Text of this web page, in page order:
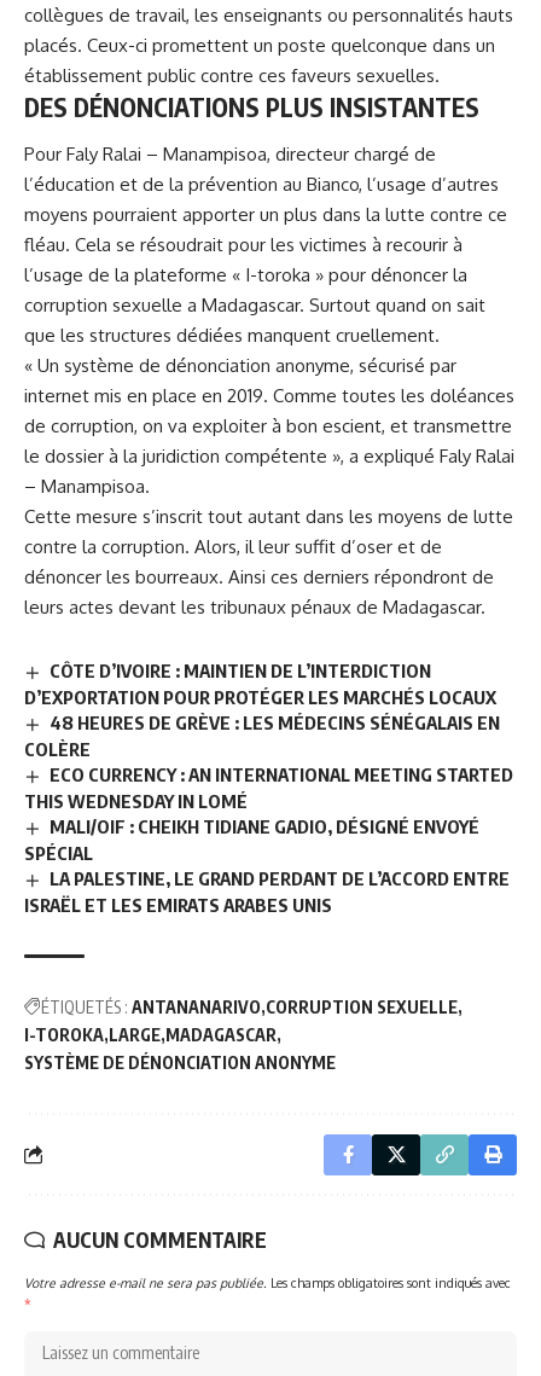
collègues de travail, les enseignants ou personnalités hauts
placés. Ceux-ci promettent un poste quelconque dans un
établissement public contre ces faveurs sexuelles.
DES DÉNONCIATIONS PLUS INSISTANTES
Pour Faly Ralai – Manampisoa, directeur chargé de
l’éducation et de la prévention au Bianco, l’usage d’autres
moyens pourraient apporter un plus dans la lutte contre ce
fléau. Cela se résoudrait pour les victimes à recourir à
l’usage de la plateforme « I-toroka » pour dénoncer la
corruption sexuelle a Madagascar. Surtout quand on sait
que les structures dédiées manquent cruellement.
« Un système de dénonciation anonyme, sécurisé par
internet mis en place en 2019. Comme toutes les doléances
de corruption, on va exploiter à bon escient, et transmettre
le dossier à la juridiction compétente », a expliqué Faly Ralai
– Manampisoa.
Cette mesure s’inscrit tout autant dans les moyens de lutte
contre la corruption. Alors, il leur suffit d’oser et de
dénoncer les bourreaux. Ainsi ces derniers répondront de
leurs actes devant les tribunaux pénaux de Madagascar.
CÔTE D’IVOIRE : MAINTIEN DE L’INTERDICTION
D’EXPORTATION POUR PROTÉGER LES MARCHÉS LOCAUX
48 HEURES DE GRÈVE : LES MÉDECINS SÉNÉGALAIS EN
COLÈRE
ECO CURRENCY : AN INTERNATIONAL MEETING STARTED
THIS WEDNESDAY IN LOMÉ
MALI/OIF : CHEIKH TIDIANE GADIO, DÉSIGNÉ ENVOYÉ
SPÉCIAL
LA PALESTINE, LE GRAND PERDANT DE L’ACCORD ENTRE
ISRAËL ET LES EMIRATS ARABES UNIS
ÉTIQUETÉS : ANTANANARIVO CORRUPTION SEXUELLE
I-TOROKA LARGE MADAGASCAR
SYSTÈME DE DÉNONCIATION ANONYME
AUCUN COMMENTAIRE
Votre adresse e-mail ne sera pas publiée. Les champs obligatoires sont indiqués avec
*